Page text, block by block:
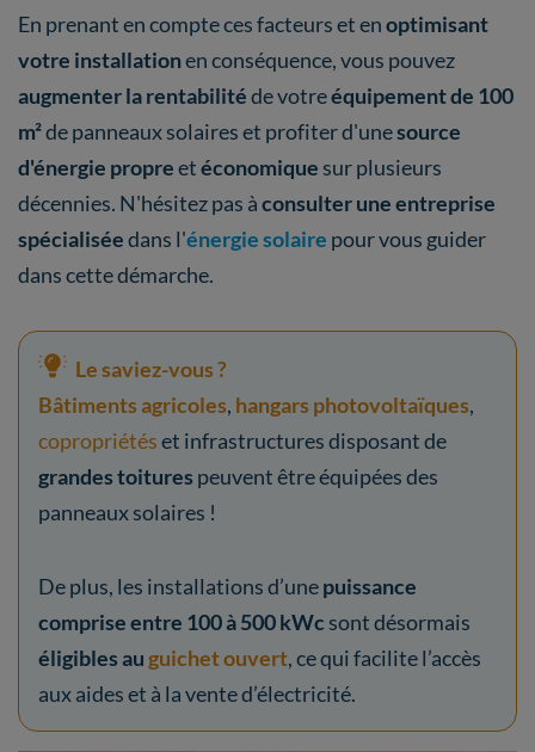
En prenant en compte ces facteurs et enoptimisant
votre installationen conséquence, vous pouvez
augmenter la rentabilitéde votreéquipement de 100
m²de panneaux solaires et profiter d'unesource
d'énergie propreetéconomique sur plusieurs
décennies. N'hésitez pas àconsulter une entreprise
spécialiséedans l'énergie solaire pour vous guider
dans cette démarche.
Le saviez-vous ?
Bâtiments agricoles, hangars photovoltaïques,
copropriétéset infrastructures disposant de
grandes toitures peuvent être équipées des
panneaux solaires !
De plus, les installations d’unepuissance
comprise entre 100 à 500 kWc sont désormais
éligibles auguichet ouvert, ce qui facilite l’accès
aux aides et à la vente d’électricité.